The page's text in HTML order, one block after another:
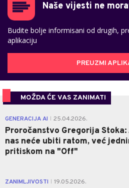
Naše vijesti ne
Budite bolje informisani od drugih,
aplikaciju
PREUZMI
MOŽDA ĆE VAS ZANIMATI
GENERACIJA AI 25.04.2026.
Proročanstvo Gregorija Stoka:
nas neće ubiti ratom, već
pritiskom na "Off"
ZANIMLJIVOSTI 19.05.2026.